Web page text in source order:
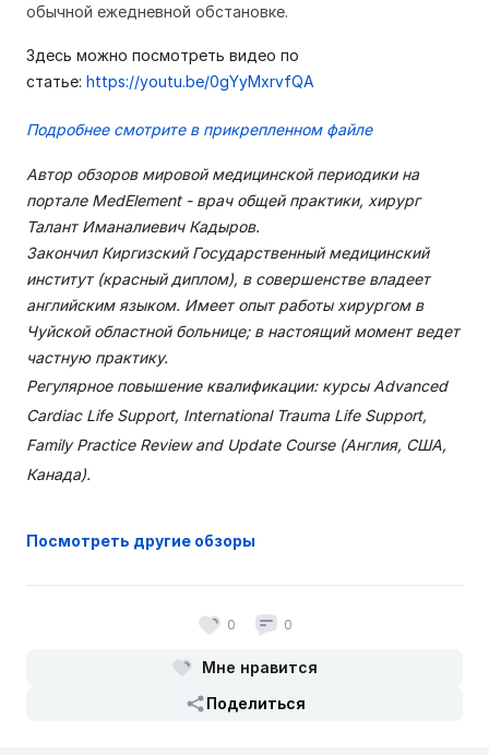
обычной ежедневной обстановке.
Здесь можно посмотреть видео по
статье: https://youtu.be/0gYyMxrvfQA
Подробнее смотрите в прикрепленном файле
Автор обзоров мировой медицинской периодики на
портале MedElement - врач общей практики, хирург
Талант Иманалиевич Кадыров.
Закончил Киргизский Государственный медицинский
институт (красный диплом), в совершенстве владеет
английским языком. Имеет опыт работы хирургом в
Чуйской областной больнице; в настоящий момент ведет
частную практику.
Регулярное повышение квалификации: курсы Advanced
Cardiac Life Support, International Trauma Life Support,
Family Practice Review and Update Course (Англия, США,
Канада).
Посмотреть другие обзоры
0 0
Мне нравится
Поделиться